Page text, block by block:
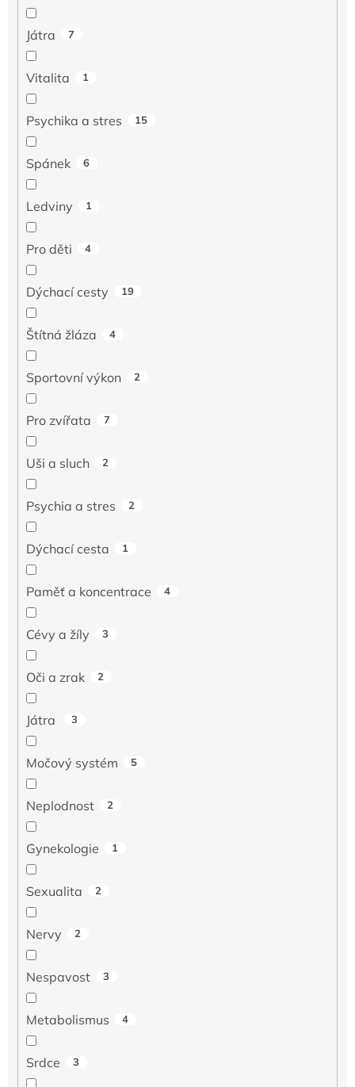
Játra 7
Vitalita 1
Psychika a stres 15
Spánek 6
Ledviny 1
Pro děti 4
Dýchací cesty 19
Štítná žláza 4
Sportovní výkon 2
Pro zvířata 7
Uši a sluch 2
Psychia a stres 2
Dýchací cesta 1
Paměť a koncentrace 4
Cévy a žíly 3
Oči a zrak 2
Játra 3
Močový systém 5
Neplodnost 2
Gynekologie 1
Sexualita 2
Nervy 2
Nespavost 3
Metabolismus 4
Srdce 3